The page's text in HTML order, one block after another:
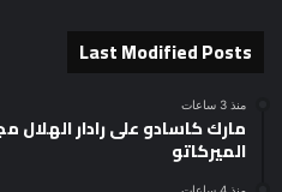
Last Modified Posts
منذ 3 ساعات
مارك كاسادو على رادار
الميركاتو